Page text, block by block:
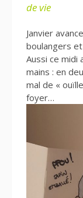
de vie
Janvier
boulangers
Aussi ce midi
mains : en
mal de «
foyer…